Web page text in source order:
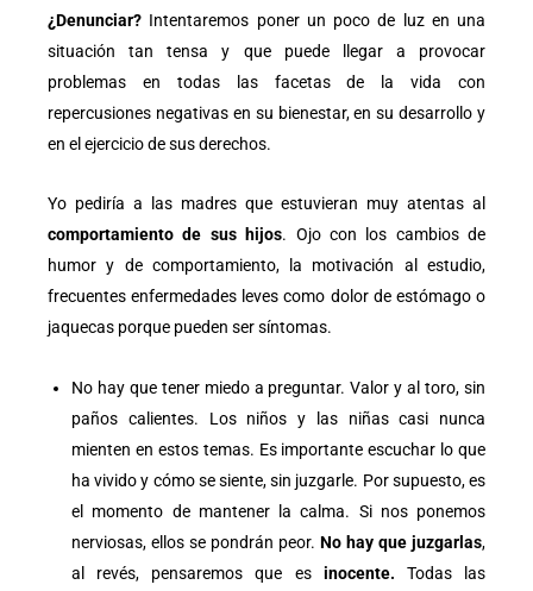
¿Denunciar? Intentaremos poner un poco de luz en una
situación tan tensa y que puede llegar a provocar
problemas en todas las facetas de la vida con
repercusiones negativas en su bienestar, en su desarrollo y
en el ejercicio de sus derechos.
Yo pediría a las madres que estuvieran muy atentas al
comportamiento de sus hijos. Ojo con los cambios de
humor y de comportamiento, la motivación al estudio,
frecuentes enfermedades leves como dolor de estómago o
jaquecas porque pueden ser síntomas.
No hay que tener miedo a preguntar. Valor y al toro, sin
paños calientes. Los niños y las niñas casi nunca
mienten en estos temas. Es importante escuchar lo que
ha vivido y cómo se siente, sin juzgarle. Por supuesto, es
el momento de mantener la calma. Si nos ponemos
nerviosas, ellos se pondrán peor. No hay que juzgarlas,
al revés, pensaremos que es inocente. Todas las